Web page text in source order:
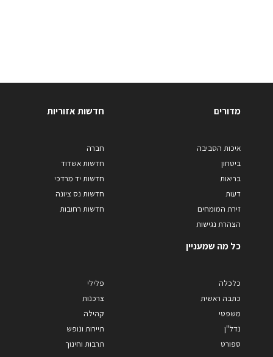
מדורים
איכות הסביבה
ביטחון
בריאות
דעות
זירת המומחים
הצהרת נגישות
חדשות אזוריות
חברה
חדשות אשדוד
חדשות יד מרדכי
חדשות נס ציונה
חדשות רחובות
כל מה שמעניין
כלכלה
כתבה ראשית
משפטי
נדל"ן
ספורט
פלילי
צרכנות
קהילה
תיירות ונופש
תרבות וחינוך